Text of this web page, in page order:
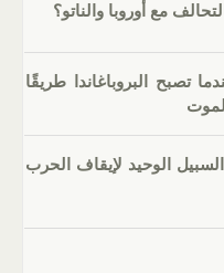
مع أوروبا والناتو؟
تصبح البروباغاندا طريقًا
الوحيد لإيقاف الحرب